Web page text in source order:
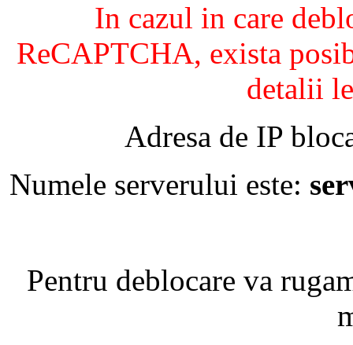
In cazul in care
ReCAPTCHA, exista
detalii
Adresa de IP
Numele serverului este:
Pentru deblocare va